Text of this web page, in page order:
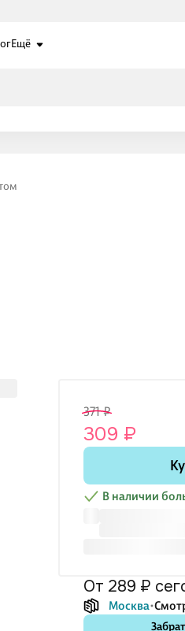
Ещё
371 ₽
309 ₽
В наличии
от 289 ₽
Москва